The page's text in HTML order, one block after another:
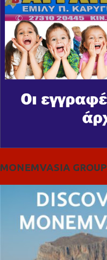
MONEMVASIA GROUP